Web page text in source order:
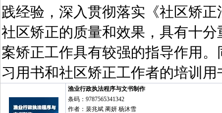
践经验，深入贯彻落实《社区矫
社区矫正的质量和效果，具有十
案矫正工作具有较强的指导作用
习用书和社区矫正工作者的培训用
渔业行政执法程序与文书制作
条码：9787565341342
作者：裴兆斌 蔺妍 杨沐雪